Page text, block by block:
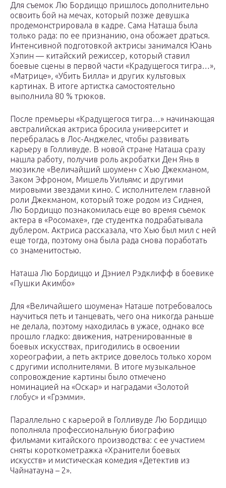
Для съемок Лю Бордиццо пришлось дополнительно
освоить бой на мечах, который позже девушка
продемонстрировала в кадре. Сама Наташа была
только рада: по ее признанию, она обожает драться.
Интенсивной подготовкой актрисы занимался Юань
Хэпин — китайский режиссер, который ставил
боевые сцены в первой части «Крадущегося тигра…»,
«Матрице», «Убить Билла» и других культовых
картинах. В итоге артистка самостоятельно
выполнила 80 % трюков.
После премьеры «Крадущегося тигра…» начинающая
австралийская актриса бросила университет и
перебралась в Лос-Анджелес, чтобы развивать
карьеру в Голливуде. В новой стране Наташа сразу
нашла работу, получив роль акробатки Ден Янь в
мюзикле «Величайший шоумен» с Хью Джекманом,
Заком Эфроном, Мишель Уильямс и другими
мировыми звездами кино. С исполнителем главной
роли Джекманом, который тоже родом из Сиднея,
Лю Бордиццо познакомилась еще во время съемок
актера в «Росомахе», где студентка подрабатывала
дублером. Актриса рассказала, что Хью был мил с ней
еще тогда, поэтому она была рада снова поработать
со знаменитостью.
Наташа Лю Бордиццо и Дэниел Рэдклифф в боевике
«Пушки Акимбо»
Для «Величайшего шоумена» Наташе потребовалось
научиться петь и танцевать, чего она никогда раньше
не делала, поэтому находилась в ужасе, однако все
прошло гладко: движения, натренированные в
боевых искусствах, пригодились в освоении
хореографии, а петь актрисе довелось только хором
с другими исполнителями. В итоге музыкальное
сопровождение картины было отмечено
номинацией на «Оскар» и наградами «Золотой
глобус» и «Грэмми».
Параллельно с карьерой в Голливуде Лю Бордиццо
пополняла профессиональную биографию
фильмами китайского производства: с ее участием
сняты короткометражка «Хранители боевых
искусств» и мистическая комедия «Детектив из
Чайнатауна – 2».